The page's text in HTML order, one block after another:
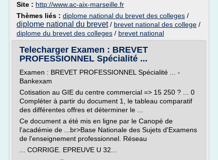
Site : http://www.ac-aix-marseille.fr
Thèmes liés : diplome national du brevet des colleges /
diplome national du brevet/ brevet national des college /
diplome du brevet des colleges / brevet national
Telecharger Examen : BREVET
PROFESSIONNEL Spécialité ...
Examen : BREVET PROFESSIONNEL Spécialité ... -
Bankexam
Cotisation au GIE du centre commercial => 15 250 ? ... 0
Compléter à partir du document 1, le tableau comparatif
des différentes offres et déterminer le ...
Ce document a été mis en ligne par le Canopé de
l'académie de ...br>Base Nationale des Sujets d'Examens
de l'enseignement professionnel. Réseau
... CORRIGE. EPREUVE U 32...